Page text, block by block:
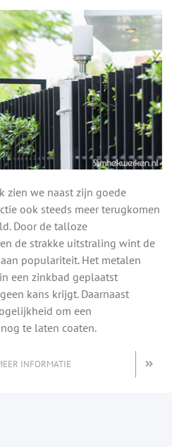
zien we naast zijn goede
ook steeds meer terugkomen
Door de talloze
de strakke uitstraling wint de
populariteit. Het metalen
een zinkbad geplaatst
kans krijgt. Daarnaast
om een
te laten coaten.
INFORMATIE